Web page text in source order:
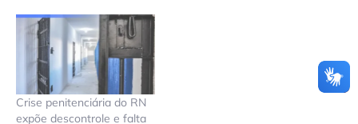
Crise penitenciária do RN
expõe descontrole e falta